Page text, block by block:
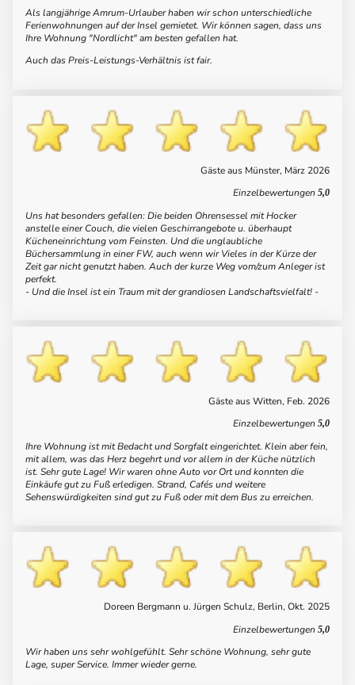
Als langjährige Amrum-Urlauber haben wir schon unterschiedliche
Ferienwohnungen auf der Insel gemietet. Wir können sagen, dass uns
Ihre Wohnung "Nordlicht" am besten gefallen hat.
Auch das Preis-Leistungs-Verhältnis ist fair.
Gäste aus Münster, März 2026
Einzelbewertungen 5,0
Uns hat besonders gefallen: Die beiden Ohrensessel mit Hocker
anstelle einer Couch, die vielen Geschirrangebote u. überhaupt
Kücheneinrichtung vom Feinsten. Und die unglaubliche
Büchersammlung in einer FW, auch wenn wir Vieles in der Kürze der
Zeit gar nicht genutzt haben. Auch der kurze Weg vom/zum Anleger ist
perfekt.
- Und die Insel ist ein Traum mit der grandiosen Landschaftsvielfalt! -
Gäste aus Witten, Feb. 2026
Einzelbewertungen 5,0
Ihre Wohnung ist mit Bedacht und Sorgfalt eingerichtet. Klein aber fein,
mit allem, was das Herz begehrt und vor allem in der Küche nützlich
ist. Sehr gute Lage! Wir waren ohne Auto vor Ort und konnten die
Einkäufe gut zu Fuß erledigen. Strand, Cafés und weitere
Sehenswürdigkeiten sind gut zu Fuß oder mit dem Bus zu erreichen.
Doreen Bergmann u. Jürgen Schulz, Berlin, Okt. 2025
Einzelbewertungen 5,0
Wir haben uns sehr wohlgefühlt. Sehr schöne Wohnung, sehr gute
Lage, super Service. Immer wieder gerne.